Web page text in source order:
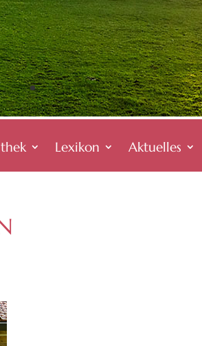
Lexikon Aktuelles